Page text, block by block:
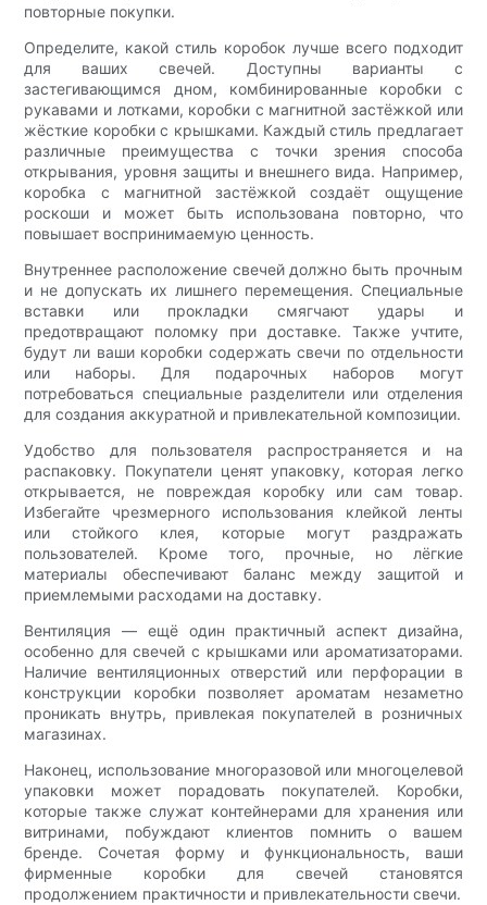
повторные покупки.
Определите, какой стиль коробок лучше всего подходит
для ваших свечей. Доступны варианты с
застегивающимся дном, комбинированные коробки с
рукавами и лотками, коробки с магнитной застёжкой или
жёсткие коробки с крышками. Каждый стиль предлагает
различные преимущества с точки зрения способа
открывания, уровня защиты и внешнего вида. Например,
коробка с магнитной застёжкой создаёт ощущение
роскоши и может быть использована повторно, что
повышает воспринимаемую ценность.
Внутреннее расположение свечей должно быть прочным
и не допускать их лишнего перемещения. Специальные
вставки или прокладки смягчают удары и
предотвращают поломку при доставке. Также учтите,
будут ли ваши коробки содержать свечи по отдельности
или наборы. Для подарочных наборов могут
потребоваться специальные разделители или отделения
для создания аккуратной и привлекательной композиции.
Удобство для пользователя распространяется и на
распаковку. Покупатели ценят упаковку, которая легко
открывается, не повреждая коробку или сам товар.
Избегайте чрезмерного использования клейкой ленты
или стойкого клея, которые могут раздражать
пользователей. Кроме того, прочные, но лёгкие
материалы обеспечивают баланс между защитой и
приемлемыми расходами на доставку.
Вентиляция — ещё один практичный аспект дизайна,
особенно для свечей с крышками или ароматизаторами.
Наличие вентиляционных отверстий или перфорации в
конструкции коробки позволяет ароматам незаметно
проникать внутрь, привлекая покупателей в розничных
магазинах.
Наконец, использование многоразовой или многоцелевой
упаковки может порадовать покупателей. Коробки,
которые также служат контейнерами для хранения или
витринами, побуждают клиентов помнить о вашем
бренде. Сочетая форму и функциональность, ваши
фирменные коробки для свечей становятся
продолжением практичности и привлекательности свечи.